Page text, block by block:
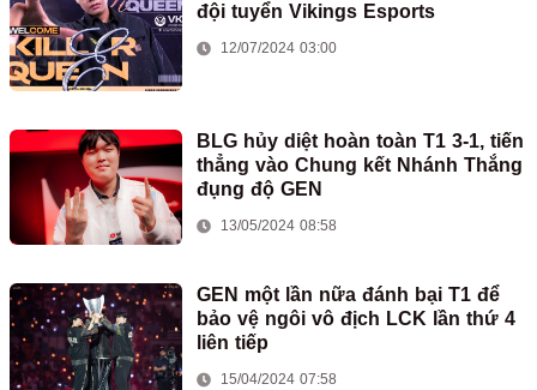
đội tuyển Vikings Esports
12/07/2024 03:00
BLG hủy diệt hoàn toàn T1 3-1, tiến
thẳng vào Chung kết Nhánh Thắng
đụng độ GEN
13/05/2024 08:58
GEN một lần nữa đánh bại T1 để
bảo vệ ngôi vô địch LCK lần thứ 4
liên tiếp
15/04/2024 07:58